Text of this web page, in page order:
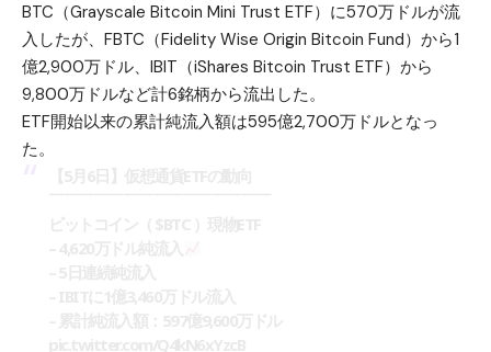
BTC（Grayscale Bitcoin Mini Trust ETF）に570万ドルが流
入したが、FBTC（Fidelity Wise Origin Bitcoin Fund）から1
億2,900万ドル、IBIT（iShares Bitcoin Trust ETF）から
9,800万ドルなど計6銘柄から流出した。
ETF開始以来の累計純流入額は595億2,700万ドルとなっ
た。